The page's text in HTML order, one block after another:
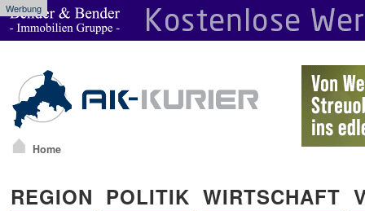
Werbung
Home
REGION POLITIK WIRTSCHAFT